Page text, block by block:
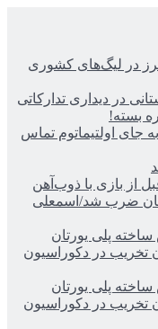
در لیگ‌های کشوری
در دیداری تدارکاتی
بسته!
جای اولتیماتوم تماس
از بازی با ذوب‌آهن
ضرب شد/اسمعلی
ساخته پلی یورتان
تخریب در دکوراسیون
ساخته پلی یورتان
تخریب در دکوراسیون